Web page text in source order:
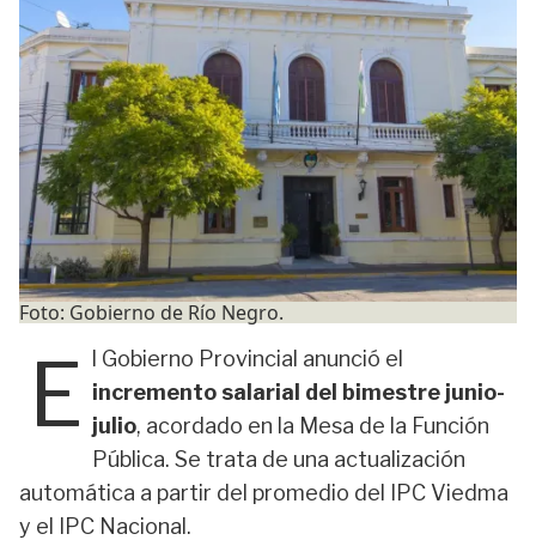
Foto: Gobierno de Río Negro.
E
l Gobierno Provincial anunció el
incremento salarial del bimestre junio-
julio, acordado en la Mesa de la Función
Pública. Se trata de una actualización
automática a partir del promedio del IPC Viedma
y el IPC Nacional.